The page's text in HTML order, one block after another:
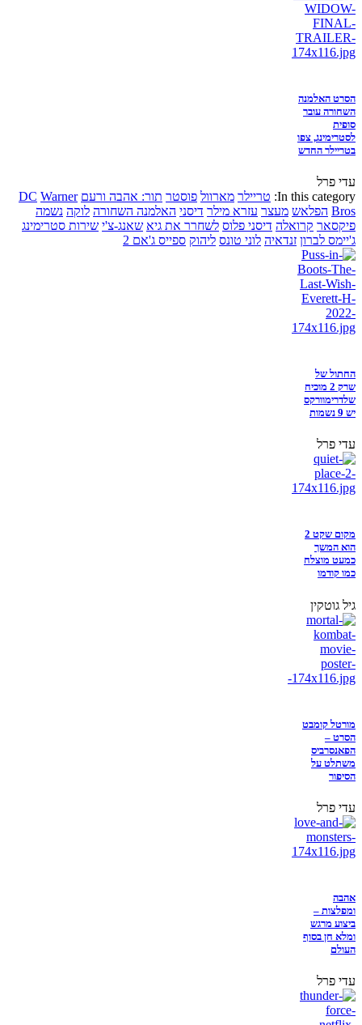
הסרט האלמנה
השחורה עובר
סופית
לסטרימינג, צפו
בטריילר החדש
עדי פרל
In this category: טריילר מארוול פוסטר תור: אהבה ורעם DC Warner
Bros הפלאש מעצר עזרא מילר דיסני האלמנה השחורה לוקה נשמה
פיקסאר קרואלה דיסני פלוס לשחרר את גיא שאנג-צ'י שירות סטרימינג
ג'יימס לברון זנדאיה לוני טונס ליהוק ספייס ג'אם 2
החתול של
שרק 2 מוכיח
שלדרימוורקס
יש 9 נשמות
עדי פרל
מקום שקט 2
הוא המשך
כמעט מוצלח
כמו קודמו
גיל גוטקין
מורטל קומבט
הסרט –
הפאנסרביס
משתלט על
הסיפור
עדי פרל
אהבה
ומפלצות –
ביצוע מרגש
ומלא חן בסוף
העולם
עדי פרל